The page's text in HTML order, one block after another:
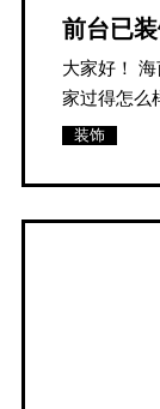
前台已
大家好！
家过得怎
装饰